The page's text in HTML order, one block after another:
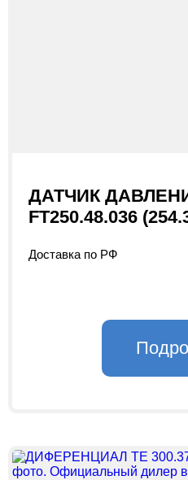
ДАТЧИК
FT250.48.036
Доставка по РФ